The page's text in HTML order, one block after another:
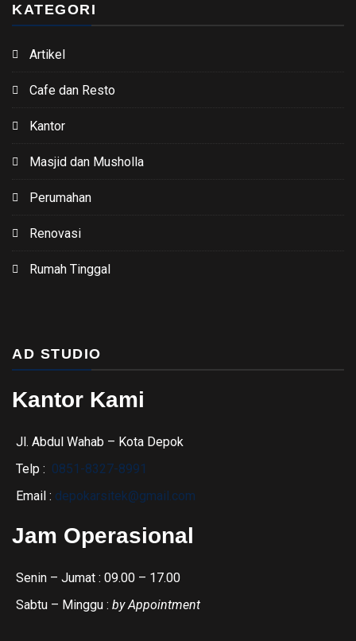
KATEGORI
Artikel
Cafe dan Resto
Kantor
Masjid dan Musholla
Perumahan
Renovasi
Rumah Tinggal
AD STUDIO
Kantor Kami
Jl. Abdul Wahab – Kota Depok
Telp : 0851-8327-8991
Email : depokarsitek@gmail.com
Jam Operasional
Senin – Jumat : 09.00 – 17.00
Sabtu – Minggu : by Appointment